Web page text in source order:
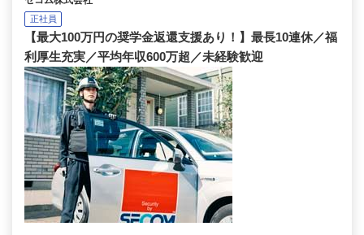
正社員
【最大100万円の奨学金返還支援あり！】最長10連休／福
利厚生充実／平均年収600万超／未経験歓迎